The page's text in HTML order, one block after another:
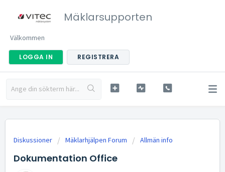
Mäklarsupporten
Välkommen
LOGGA IN REGISTRERA
Diskussioner Mäklarhjälpen Forum Allmän info
Dokumentation Office